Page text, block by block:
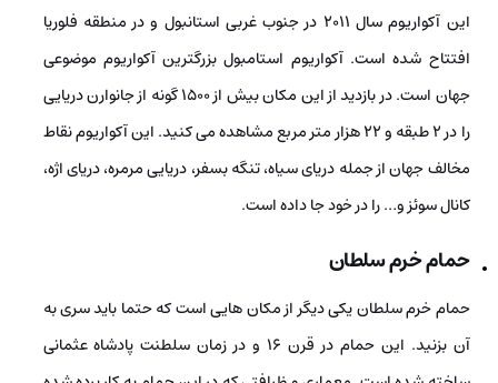
این آکواریوم سال 2011 در جنوب غربی استانبول و در منطقه فلوریا
افتتاح شده است. آکواریوم استامبول بزرگ­ترین آکواریوم موضوعی
جهان است. در بازدید از این مکان بیش از 1500 گونه از جانوارن دریایی
را در 2 طبقه و 22 هزار متر مربع مشاهده می­ کنید. این آکواریوم نقاط
مخالف جهان از جمله دریای سیاه، تنگه بسفر، دریایی مرمره، دریای اژه،
کانال سوئز و… را در خود جا داده است.
حمام خرم سلطان
حمام خرم سلطان یکی دیگر از مکان‌ هایی است که حتما باید سری به
آن بزنید. این حمام در قرن 16 و در زمان سلطنت پادشاه عثمانی